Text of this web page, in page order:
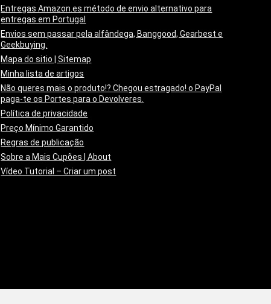
Entregas Amazon.es método de envio alternativo para
entregas em Portugal
Envios sem passar pela alfândega, Banggood, Gearbest e
Geekbuying.
Mapa do sitio | Sitemap
Minha lista de artigos
Não queres mais o produto!? Chegou estragado! o PayPal
paga-te os Portes para o Devolveres.
Política de privacidade
Preço Mínimo Garantido
Regras de publicação
Sobre a Mais Cupões | About
Vídeo Tutorial – Criar um post